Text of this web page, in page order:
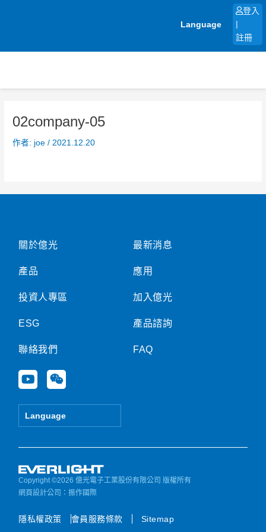
Language
登入
註冊
02company-05
作者: joe/ 2021.12.20
關於億光
產品
投資人專區
ESG
聯絡我們
Y
o
u
e
W
e
i
Language
最新消息
應用
加入億光
產品諮詢
FAQ
Copyright ©2026 億光電子工業股份有限公司 版權所有
網頁設計公司 ：振作國際
隱私權政策 會員服務條款 Sitemap